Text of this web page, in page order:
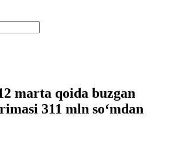
marta qoida buzgan
311 mln so‘mdan